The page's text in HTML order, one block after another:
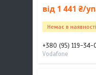
від 1 441 ₴/
Немає в наявності
+380 (95) 119-34-
Vodafone